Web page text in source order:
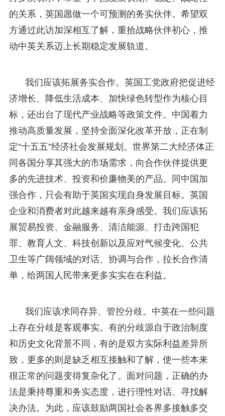
的关系，英国愿做一个可预测的务实伙伴。希望双
方通过此访加深相互了解，重拾战略伙伴初心，推
动中英关系迈上长期稳定发展轨道。
我们应该拓展务实合作。英国工党政府把促进经
济增长、降低生活成本、加快绿色转型作为核心目
标，还出台了现代产业战略等政策文件。中国着力
推动高质量发展，坚持全面深化改革开放，正在制
定“十五五”经济社会发展规划。世界第二大经济体正
同各国分享其强大的市场需求，向合作伙伴提供更
多的先进技术、投资和价廉物美的产品。同中国加
强合作，只会有助于英国实现自身发展目标。英国
企业和消费者对此越来越有亲身感受。我们应该拓
展贸易投资、金融服务、清洁能源、打击跨国犯
罪、教育人文、科技创新以及应对气候变化、公共
卫生等广阔领域的对话、协调与合作，拉长合作清
单，给两国人民带来更多实实在在利益。
我们应该求同存异、管控分歧。中英在一些问题
上存在分歧是客观事实。有的分歧源自于政治制度
和历史文化背景不同，有的是双方实际利益差异所
致，更多的则是缺乏相互接触和了解，使一些本来
很正常的问题变得复杂化了。面对问题，正确的办
法是秉持尊重和务实态度，进行理性对话、寻找解
决办法。为此，应该鼓励两国社会各界多接触多交